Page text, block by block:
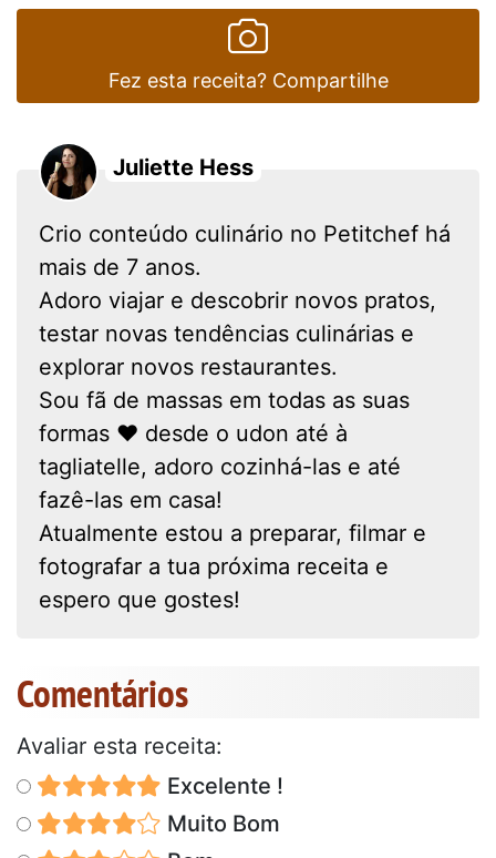
Fez esta receita? Compartilhe
Juliette Hess
Crio conteúdo culinário no Petitchef há
mais de 7 anos.
Adoro viajar e descobrir novos pratos,
testar novas tendências culinárias e
explorar novos restaurantes.
Sou fã de massas em todas as suas
formas ❤ desde o udon até à
tagliatelle, adoro cozinhá-las e até
fazê-las em casa!
Atualmente estou a preparar, filmar e
fotografar a tua próxima receita e
espero que gostes!
Comentários
Avaliar esta receita:
Excelente !
Muito Bom